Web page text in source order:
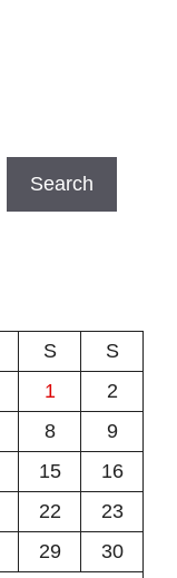
Search
S
S
1
2
8
9
15
16
22
23
29
30